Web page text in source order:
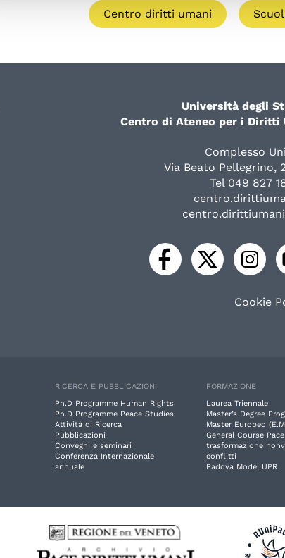
Centro diritti umani
Università degli
Centro di Ateneo per i Diritti
Complesso
Via Beato Pellegrino,
Tel 049 827
Cookie
RICERCA E PUBBLICAZIONI
Ph.D Programme Human Rights
Ph.D Programme Peace Studies
Attività di Ricerca
Pubblicazioni
Convegni e seminari
Conferenza Internazionale
annuale
FORMAZIONE
Laurea Triennale
Master’s Degree
Master Europeo
General Course
trasformazione
conflitti
Padova Model UPR